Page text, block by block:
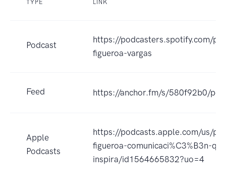
TYPE LINK
Podcast
https://podcasters.spotify.com/
figueroa-vargas
Feed https://anchor.fm/s/580f92b0/
Apple
Podcasts
https://podcasts.apple.com/us/
figueroa-comunicaci%C3%B3n-
inspira/id1564665832?uo=4